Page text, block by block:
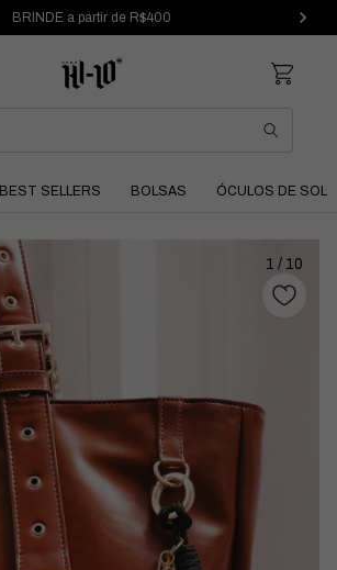
BRINDE a partir de R$400
BEST SELLERS BOLSAS ÓCULOS DE SOL
1 / 10